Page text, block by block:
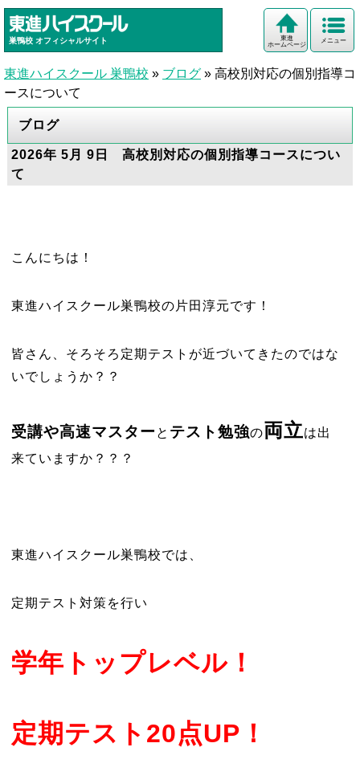
巣鴨校 オフィシャルサイト メニュー
東進
ホームページ
東進ハイスクール 巣鴨校 » ブログ » 高校別対応の個別指導コ
ースについて
ブログ
2026年 5月 9日 高校別対応の個別指導コースについ
て
こんにちは！
東進ハイスクール巣鴨校の片田淳元です！
皆さん、そろそろ定期テストが近づいてきたのではな
いでしょうか？？
受講や高速マスター と テスト勉強の両立は出
来ていますか？？？
東進ハイスクール巣鴨校では、
定期テスト対策を行い
学年トップレベル！
定期テスト20点UP！